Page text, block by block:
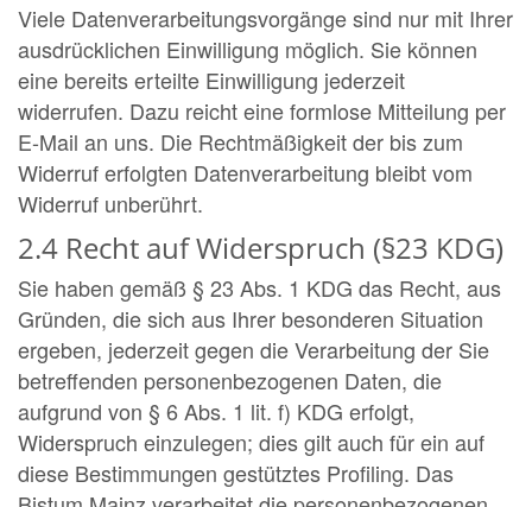
Viele Datenverarbeitungsvorgänge sind nur mit Ihrer
ausdrücklichen Einwilligung möglich. Sie können
eine bereits erteilte Einwilligung jederzeit
widerrufen. Dazu reicht eine formlose Mitteilung per
E-Mail an uns. Die Rechtmäßigkeit der bis zum
Widerruf erfolgten Datenverarbeitung bleibt vom
Widerruf unberührt.
2.4 Recht auf Widerspruch (§23 KDG)
Sie haben gemäß § 23 Abs. 1 KDG das Recht, aus
Gründen, die sich aus Ihrer besonderen Situation
ergeben, jederzeit gegen die Verarbeitung der Sie
betreffenden personenbezogenen Daten, die
aufgrund von § 6 Abs. 1 lit. f) KDG erfolgt,
Widerspruch einzulegen; dies gilt auch für ein auf
diese Bestimmungen gestütztes Profiling. Das